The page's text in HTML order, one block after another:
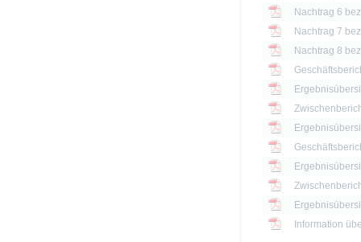
Nachtrag 6
Nachtrag 7
Nachtrag 8
Information